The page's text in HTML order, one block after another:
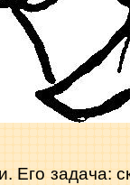
Его задача: